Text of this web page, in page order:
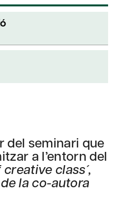
del seminari que
a l’entorn del
creative class´,
la co-autora